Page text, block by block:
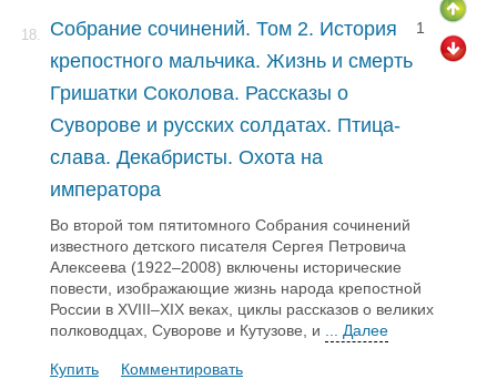
18.
Собрание сочинений. Том 2. История
крепостного мальчика. Жизнь и смерть
Гришатки Соколова. Рассказы о
Суворове и русских солдатах. Птица-
слава. Декабристы. Охота на
императора
1
Во второй том пятитомного Собрания сочинений
известного детского писателя Сергея Петровича
Алексеева (1922–2008) включены исторические
повести, изображающие жизнь народа крепостной
России в XVIII–XIX веках, циклы рассказов о великих
полководцах, Суворове и Кутузове, и
... Далее
Купить Комментировать